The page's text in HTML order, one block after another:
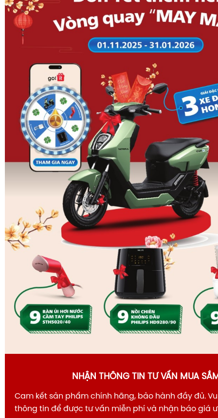
Ngăn Ag Hygiene Zone: Nằm tại ngăn đông, ngăn
kế riêng cho thịt cá tươi sống. Các tinh thể bạc giúp
lan mùi hôi khó chịu sang các khay đá hoặc thực
NHẬN THÔNG TIN TƯ VẤN MUA
Cam kết sản phẩm chính hãng, bảo hành đầy đủ.
thông tin để được tư vấn miễn phí và nhận báo giá